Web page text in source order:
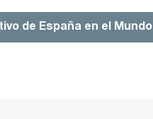
de España en el Mundo